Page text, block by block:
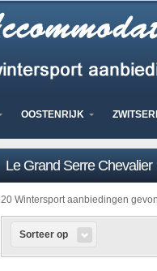
OOSTENRIJK
Le Grand Serre Chevalier
20 Wintersport aanbiedingen
Sorteer op